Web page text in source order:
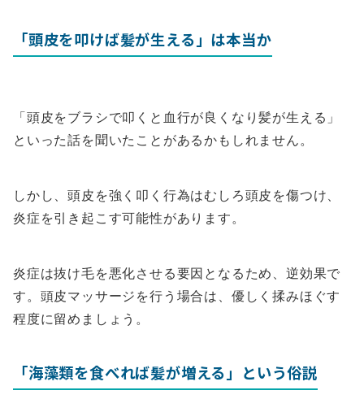
「頭皮を叩けば髪が生える」は本当か
「頭皮をブラシで叩くと血行が良くなり髪が生える」
といった話を聞いたことがあるかもしれません。
しかし、頭皮を強く叩く行為はむしろ頭皮を傷つけ、
炎症を引き起こす可能性があります。
炎症は抜け毛を悪化させる要因となるため、逆効果で
す。頭皮マッサージを行う場合は、優しく揉みほぐす
程度に留めましょう。
「海藻類を食べれば髪が増える」という俗説